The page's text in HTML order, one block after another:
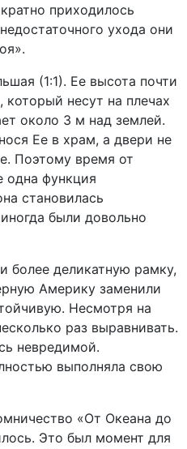
приходилось
ухода они
(1:1). Ее высота почти
несут на плечах
около 3 м над землей.
Ее в храм, а двери не
Поэтому время от
одна функция
становилась
были довольно
более деликатную рамку,
Америку заменили
Несмотря на
раз выравнивать.
невредимой.
выполняла свою
«От Океана до
Это был момент для